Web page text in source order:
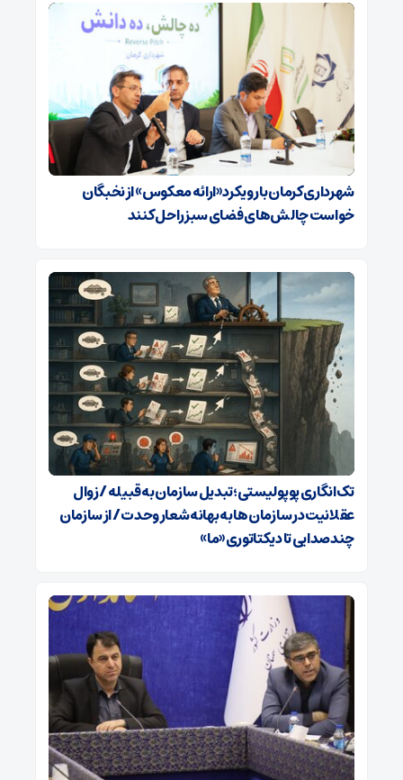
شهرداری کرمان با رویکرد «ارائه معکوس» از نخبگان
خواست چالش‌های فضای سبز را حل کنند
تک‌انگاری پوپولیستی؛تبدیل سازمان به قبیله‌ / زوال
عقلانیت در سازمان ها به بهانه شعار وحدت / از سازمان
چندصدایی تا دیکتاتوری «ما»